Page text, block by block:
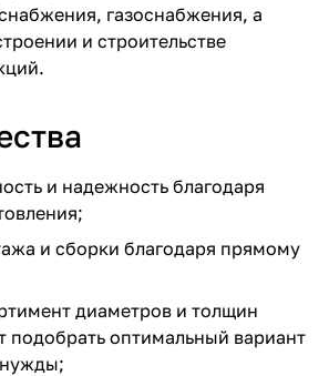
газоснабжения, а
и строительстве
и надежность благодаря
и сборки благодаря прямому
диаметров и толщин
подобрать оптимальный вариант